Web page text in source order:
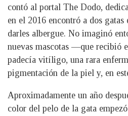
contó al portal The Dodo,
en el 2016 encontró a dos
darles albergue. No imaginó
nuevas mascotas —que
padecía vitíligo, una rara
pigmentación de la piel y, en
Aproximadamente un año
color del pelo de la gata